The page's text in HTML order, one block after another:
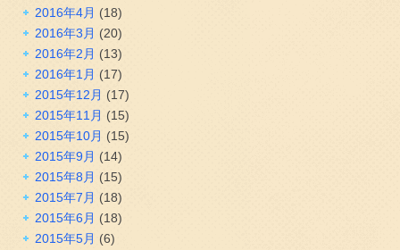
2016年4月 (18)
2016年3月 (20)
2016年2月 (13)
2016年1月 (17)
2015年12月 (17)
2015年11月 (15)
2015年10月 (15)
2015年9月 (14)
2015年8月 (15)
2015年7月 (18)
2015年6月 (18)
2015年5月 (6)